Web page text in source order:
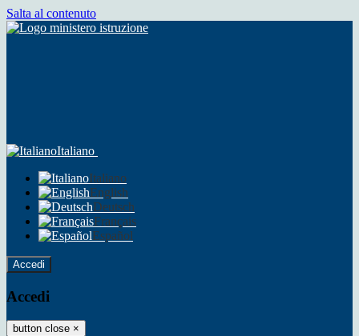
Salta al contenuto
Italiano
Italiano
English
Deutsch
Français
Español
Accedi
Accedi
button close ×